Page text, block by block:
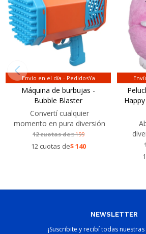
Envío en el día - PedidosYa
Máquina de burbujas -
Bubble Blaster
Convertí cualquier
momento en pura diversión
12 cuotas de:$199
12 cuotas de$140
NEWSLETTER
¡Suscribite y recibí todas